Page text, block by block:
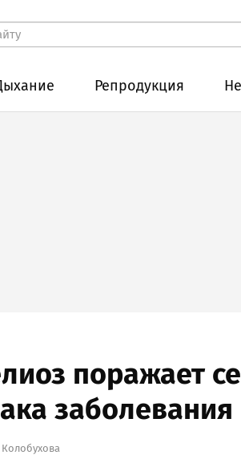
Репродукция
поражает
заболевания